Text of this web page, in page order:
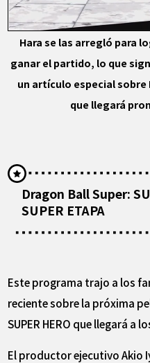
Hara se las arregló para
ganar el partido, lo que
un artículo especial sobre
que llegará
Dragon Ball Super:
SUPER ETAPA
Este programa trajo a los
reciente sobre la próxima
SUPER HERO que llegará a
El productor ejecutivo Akio